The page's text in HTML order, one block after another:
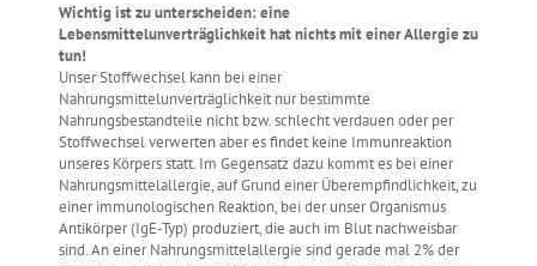
Wichtig ist zu unterscheiden: eine
Lebensmittelunverträglichkeit hat nichts mit einer Allergie zu
tun!
Unser Stoffwechsel kann bei einer
Nahrungsmittelunverträglichkeit nur bestimmte
Nahrungsbestandteile nicht bzw. schlecht verdauen oder per
Stoffwechsel verwerten aber es findet keine Immunreaktion
unseres Körpers statt. Im Gegensatz dazu kommt es bei einer
Nahrungsmittelallergie, auf Grund einer Überempfindlichkeit, zu
einer immunologischen Reaktion, bei der unser Organismus
Antikörper (IgE-Typ) produziert, die auch im Blut nachweisbar
sind. An einer Nahrungsmittelallergie sind gerade mal 2% der